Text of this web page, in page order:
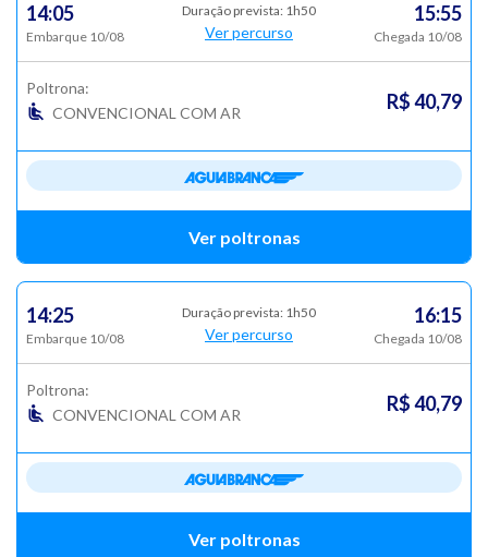
14:05
Embarque 10/08
Duração prevista: 1h50
Ver percurso
15:55
Chegada 10/08
Poltrona:
CONVENCIONAL COM AR
R$ 40,79
Ver poltronas
14:25
Embarque 10/08
Duração prevista: 1h50
Ver percurso
16:15
Chegada 10/08
Poltrona:
CONVENCIONAL COM AR
R$ 40,79
Ver poltronas